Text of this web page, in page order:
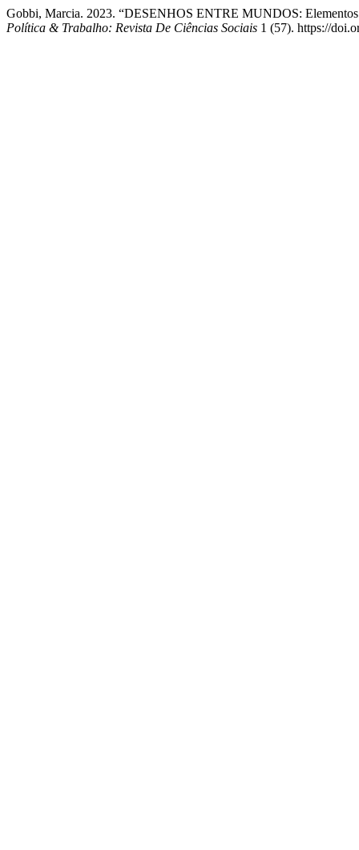
Gobbi, Marcia. 2023. “DESENHOS ENTRE MUNDOS: Elementos
Política & Trabalho: Revista De Ciências Sociais 1 (57). https://